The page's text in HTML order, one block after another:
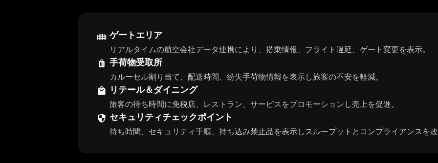
ゲートエリア
リアルタイムの航空会社データ連携により、搭乗情報、フライト遅延、ゲート変更を表示。
手荷物受取所
カルーセル割り当て、配送時間、紛失手荷物情報を表示し旅客の不安を軽減。
リテール＆ダイニング
旅客の待ち時間に免税店、レストラン、サービスをプロモーションし売上を促進。
セキュリティチェックポイント
待ち時間、セキュリティ手順、持ち込み禁止品を表示しスループットとコンプライアンスを